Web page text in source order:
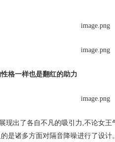
格一样也是翻红的助力
现出了各自不凡的吸引力,不论女
是诸多方面对隔音降噪进行了设